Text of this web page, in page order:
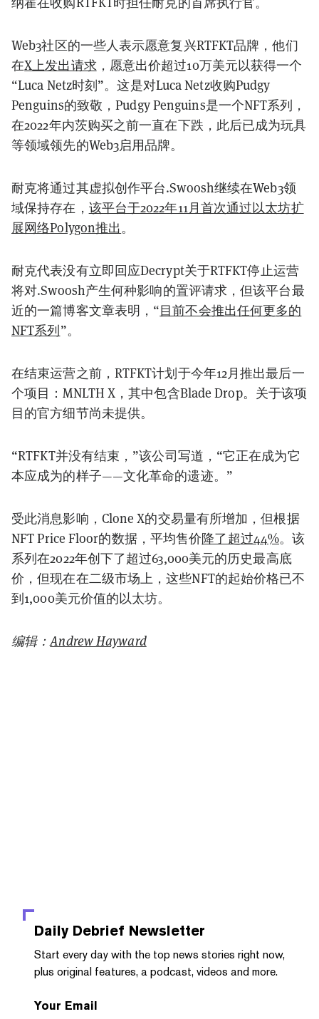
Web3社区的一些人表示愿意复兴RTFKT品牌，他们
在X上发出请求，愿意出价超过10万美元以获得一个
“Luca Netz时刻”。这是对Luca Netz收购Pudgy
Penguins的致敬，Pudgy Penguins是一个NFT系列，
在2022年内茨购买之前一直在下跌，此后已成为玩具
等领域领先的Web3启用品牌。
耐克将通过其虚拟创作平台.Swoosh继续在Web3领
域保持存在， 该平台于2022年11月首次通过以太坊扩
展网络Polygon推出。
耐克代表没有立即回应Decrypt关于RTFKT停止运营
将对.Swoosh产生何种影响的置评请求，但该平台最
近的一篇博客文章表明，“目前不会推出任何更多的
NFT系列”。
在结束运营之前，RTFKT计划于今年12月推出最后一
个项目：MNLTH X，其中包含Blade Drop。关于该项
目的官方细节尚未提供。
“RTFKT并没有结束，”该公司写道，“它正在成为它
本应成为的样子——文化革命的遗迹。”
受此消息影响，Clone X的交易量有所增加，但根据
NFT Price Floor的数据，平均售价降了超过44%。该
系列在2022年创下了超过63,000美元的历史最高底
价，但现在在二级市场上，这些NFT的起始价格已不
到1,000美元价值的以太坊。
编辑：Andrew Hayward
Daily Debrief Newsletter
Start every day with the top news stories right now,
plus original features, a podcast, videos and more.
Your Email